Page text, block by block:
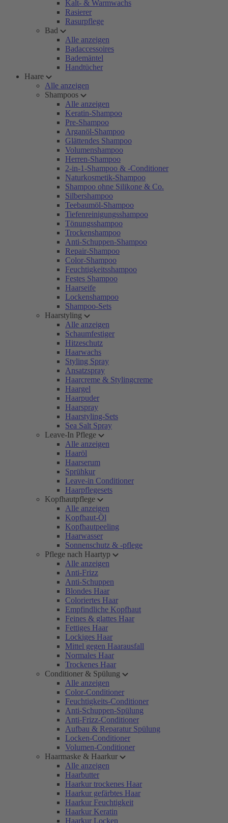
Kalt- & Warmwachs
Rasierer
Rasurpflege
Bad
Alle anzeigen
Badaccessoires
Bademäntel
Handtücher
Haare
Alle anzeigen
Shampoos
Alle anzeigen
Keratin-Shampoo
Pre-Shampoo
Arganöl-Shampoo
Glättendes Shampoo
Volumenshampoo
Herren-Shampoo
2-in-1-Shampoo & -Conditioner
Naturkosmetik-Shampoo
Shampoo ohne Silikone & Co.
Silbershampoo
Teebaumöl-Shampoo
Tiefenreinigungsshampoo
Tönungsshampoo
Trockenshampoo
Anti-Schuppen-Shampoo
Repair-Shampoo
Color-Shampoo
Feuchtigkeitsshampoo
Festes Shampoo
Haarseife
Lockenshampoo
Shampoo-Sets
Haarstyling
Alle anzeigen
Schaumfestiger
Hitzeschutz
Haarwachs
Styling Spray
Ansatzspray
Haarcreme & Stylingcreme
Haargel
Haarpuder
Haarspray
Haarstyling-Sets
Sea Salt Spray
Leave-In Pflege
Alle anzeigen
Haaröl
Haarserum
Sprühkur
Leave-in Conditioner
Haarpflegesets
Kopfhautpflege
Alle anzeigen
Kopfhaut-Öl
Kopfhautpeeling
Haarwasser
Sonnenschutz & -pflege
Pflege nach Haartyp
Alle anzeigen
Anti-Frizz
Anti-Schuppen
Blondes Haar
Coloriertes Haar
Empfindliche Kopfhaut
Feines & glattes Haar
Fettiges Haar
Lockiges Haar
Mittel gegen Haarausfall
Normales Haar
Trockenes Haar
Conditioner & Spülung
Alle anzeigen
Color-Conditioner
Feuchtigkeits-Conditioner
Anti-Schuppen-Spülung
Anti-Frizz-Conditioner
Aufbau & Reparatur Spülung
Locken-Conditioner
Volumen-Conditioner
Haarmaske & Haarkur
Alle anzeigen
Haarbutter
Haarkur trockenes Haar
Haarkur gefärbtes Haar
Haarkur Feuchtigkeit
Haarkur Keratin
Haarkur Locken